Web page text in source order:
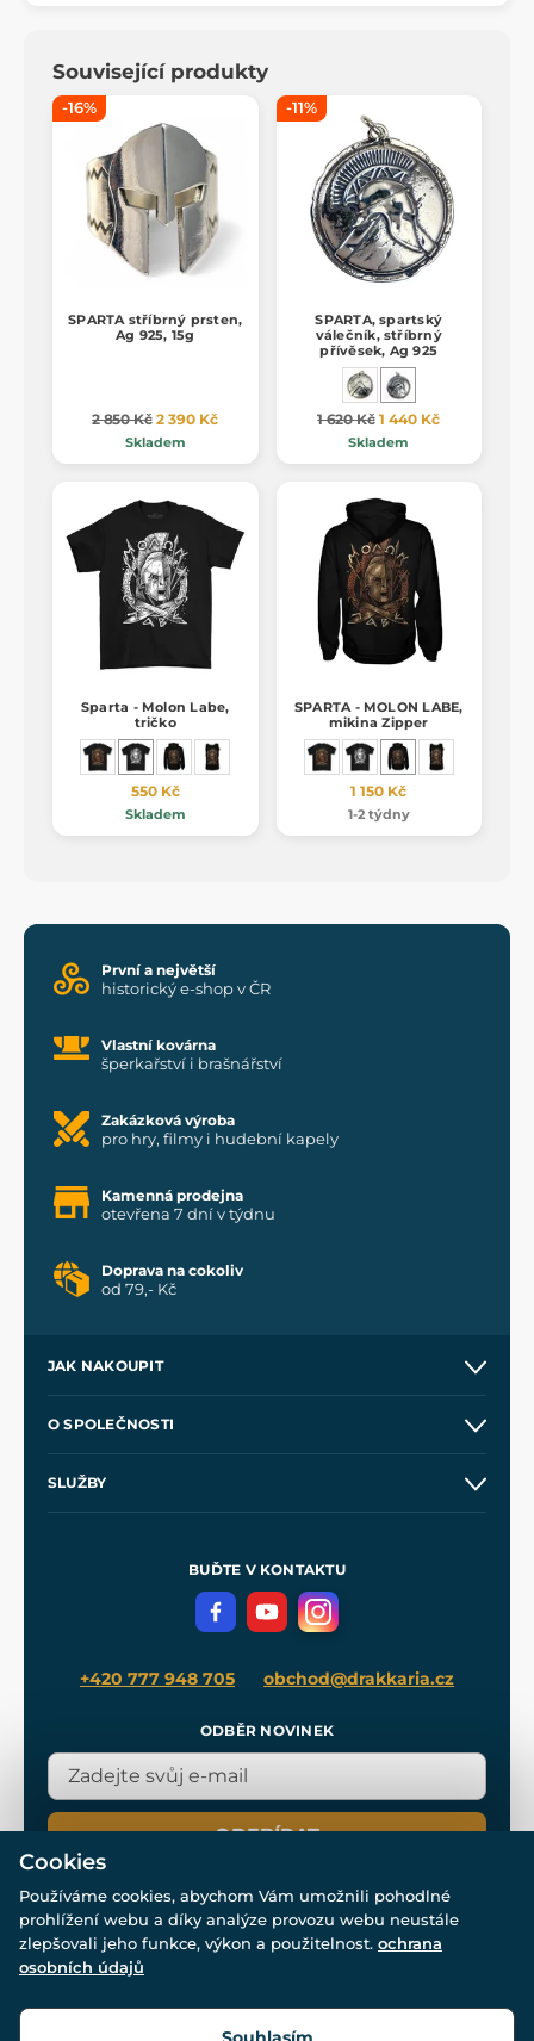
Související produkty
-16%
SPARTA stříbrný prsten,
Ag 925, 15g
2 850 Kč 2 390 Kč
Skladem
-11%
SPARTA, spartský
válečník, stříbrný
přívěsek, Ag 925
1 620 Kč 1 440 Kč
Skladem
Sparta - Molon Labe,
tričko
550 Kč
Skladem
SPARTA - MOLON LABE,
mikina Zipper
1 150 Kč
1-2 týdny
První a největší
historický e-shop v ČR
Vlastní kovárna
šperkařství i brašnářství
Zakázková výroba
pro hry, filmy i hudební kapely
Kamenná prodejna
otevřena 7 dní v týdnu
Doprava na cokoliv
od 79,- Kč
JAK NAKOUPIT
Velkoobchod
O SPOLEČNOSTI
SLUŽBY
Meče pro Kingdom Come
BUĎTE V KONTAKTU
+420 777 948 705 obchod@drakkaria.cz
ODBĚR NOVINEK
ODEBÍRAT
© Všechna práva vyhrazena. www.drakkaria.cz 2007-2026.
Cookies
Používáme cookies, abychom Vám umožnili pohodlné
prohlížení webu a díky analýze provozu webu neustále
zlepšovali jeho funkce, výkon a použitelnost. ochrana
osobních údajů